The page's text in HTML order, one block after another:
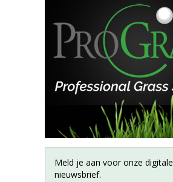
Meld je aan voor onze digitale
nieuwsbrief.